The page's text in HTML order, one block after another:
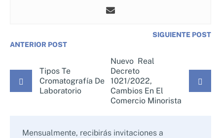
ANTERIOR POST
Tipos Te
Cromatografía De
Laboratorio
SIGUIENTE POST
Nuevo Real
Decreto
1021/2022,
Cambios En El
Comercio Minorista
Mensualmente, recibirás invitaciones a